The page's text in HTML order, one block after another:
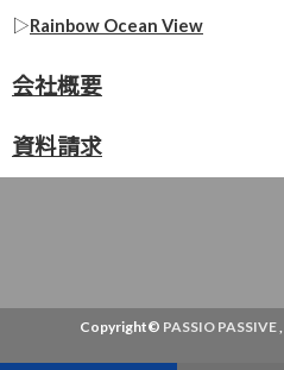
▷Rainbow Ocean View
会社概要
資料請求
Copyright© PASSIO PASSIVE